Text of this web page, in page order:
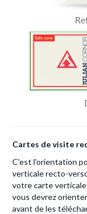
Cartes de visite
C'est l'orientation
verticale recto-
votre carte verticale
vous devrez
avant de les